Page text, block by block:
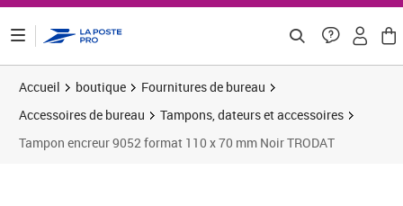
Accueil boutique
Fournitures de bureau
Accessoires de bureau
Tampons, dateurs et accessoires
Tampon encreur 9052 format 110 x 70 mm Noir TRODAT